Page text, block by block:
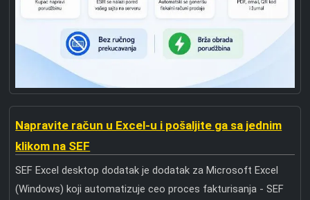
Napravite račun u Excel-u i pošaljite ga sa jednim
klikom na SEF
SEF Excel desktop dodatak je dodatak za Microsoft Excel
(Windows) koji automatizuje ceo proces fakturisanja - SEF